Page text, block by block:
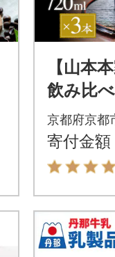
【山本
飲み比
l×3本|京
米酒 特
米吟醸酒
京都府京都
寄付金額